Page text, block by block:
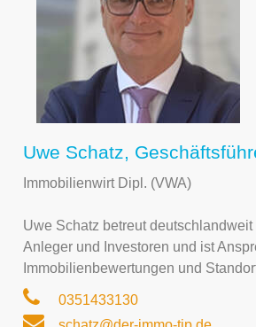
Uwe Schatz,
Immobilienwirt Dipl. (VWA)
Uwe Schatz betreut deutschlandweit
Anleger und Investoren und ist
Immobilienbewertungen und
0351433130